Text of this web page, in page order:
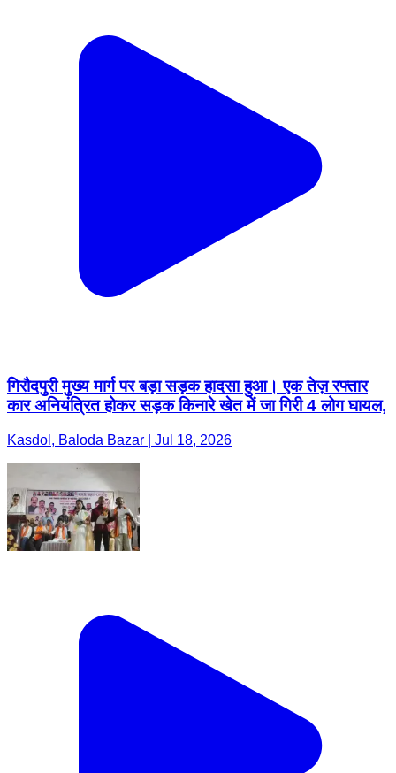
गिरौदपुरी मुख्य मार्ग पर बड़ा सड़क हादसा हुआ। एक तेज़ रफ्तार
कार अनियंत्रित होकर सड़क किनारे खेत में जा गिरी 4 लोग घायल,
Kasdol, Baloda Bazar | Jul 18, 2026